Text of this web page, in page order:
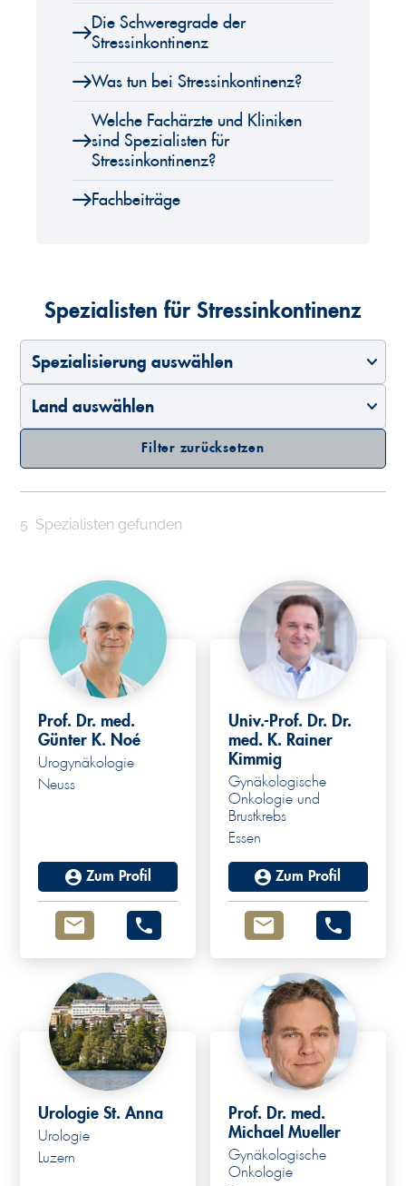
Die Schweregrade der
Stressinkontinenz
Was tun bei Stressinkontinenz?
Welche Fachärzte und Kliniken
sind Spezialisten für
Stressinkontinenz?
Fachbeiträge
Spezialisten für Stressinkontinenz
Spezialisierung auswählen
Land auswählen
Filter zurücksetzen
5 Spezialisten gefunden
Prof. Dr. med.
Günter K. Noé
Urogynäkologie
Neuss
Zum Profil
Univ.-Prof. Dr. Dr.
med. K. Rainer
Kimmig
Gynäkologische
Onkologie und
Brustkrebs
Essen
Zum Profil
Urologie St. Anna
Urologie
Luzern
Prof. Dr. med.
Prof. Dr. med.
Michael Mueller
Gynäkologische
Onkologie